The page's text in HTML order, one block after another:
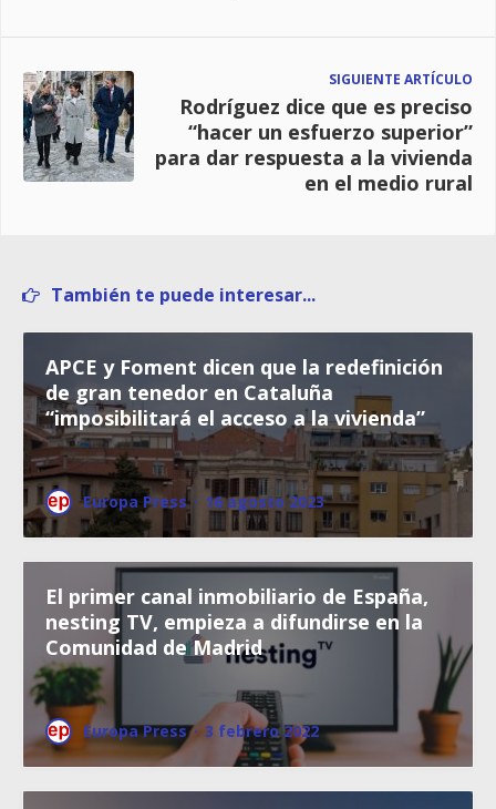
SIGUIENTE ARTÍCULO
Rodríguez dice que es preciso
“hacer un esfuerzo superior”
para dar respuesta a la vivienda
en el medio rural
También te puede interesar...
APCE y Foment dicen que la redefinición
de gran tenedor en Cataluña
“imposibilitará el acceso a la vivienda”
Europa Press · 16 agosto 2023
El primer canal inmobiliario de España,
nesting TV, empieza a difundirse en la
Comunidad de Madrid
Europa Press · 3 febrero 2022